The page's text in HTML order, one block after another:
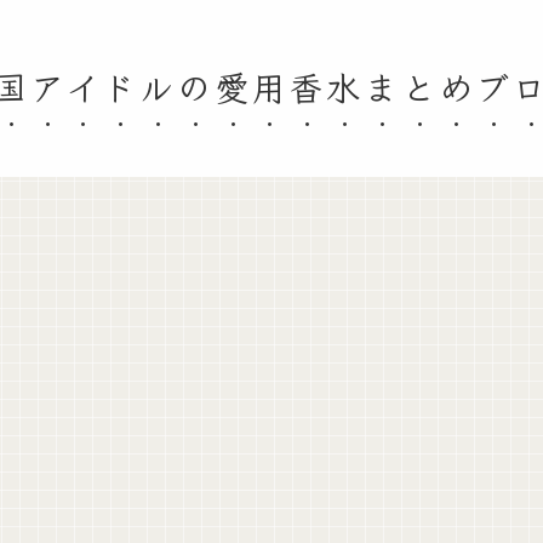
アイドルの愛用香水まとめブ